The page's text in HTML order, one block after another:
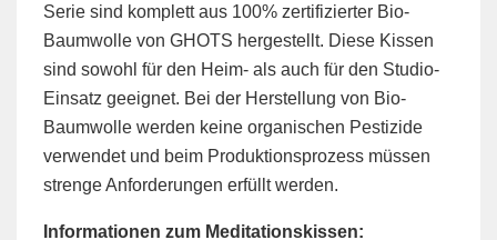
Serie sind komplett aus 100% zertifizierter Bio-
Baumwolle von GHOTS hergestellt. Diese Kissen
sind sowohl für den Heim- als auch für den Studio-
Einsatz geeignet. Bei der Herstellung von Bio-
Baumwolle werden keine organischen Pestizide
verwendet und beim Produktionsprozess müssen
strenge Anforderungen erfüllt werden.
Informationen zum Meditationskissen: